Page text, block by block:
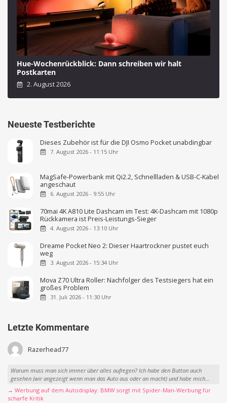
Hue-Wochenrückblick: Dann schreiben wir halt
Postkarten
2. August 2026
Neueste Testberichte
Dieses Zubehör ist für die DJI Osmo Pocket unabdingbar
7. August 2026 - 11:15 Uhr
MagSafe-Powerbank mit Qi2.2, Schnellladen & USB-C-Kabel
angeschaut
6. August 2026 - 9:55 Uhr
70mai 4K A810 Lite Dashcam im Test: 4K-Dashcam mit 1080p
Rückkamera ist Preis-Leistungs-Sieger
4. August 2026 - 13:10 Uhr
Dreame Pocket Neo 2: Dieser Haartrockner pustet euch
weg
3. August 2026 - 15:34 Uhr
Mova Z70 Ultra Roller: Nachfolger des Testsiegers hat ein
großes Problem
31. Juli 2026 - 11:30 Uhr
Letzte Kommentare
Razerhead77
Warum muss man sich immer über alles aufregen? Ich habe den Button auch
gesehen (wir angezeigt wenn man das Auto aus oder an macht) und habe mich...
→ Werbung auf dem Autodisplay: BMW sorgt mit Spider-Man-Werbung für
scharfe Kritik